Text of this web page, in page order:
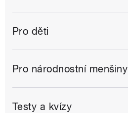
Pro děti
Pro národnostní menšiny
Testy a kvízy